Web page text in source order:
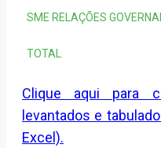
SME RELAÇÕES
TOTAL
Clique aqui para
levantados e
Excel).